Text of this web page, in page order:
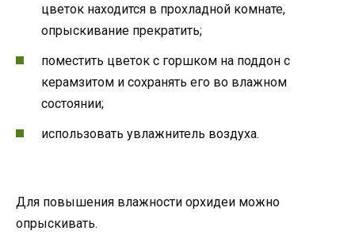
цветок находится в прохладной комнате,
опрыскивание прекратить;
поместить цветок с горшком на поддон с
керамзитом и сохранять его во влажном
состоянии;
использовать увлажнитель воздуха.
Для повышения влажности орхидеи можно
опрыскивать.